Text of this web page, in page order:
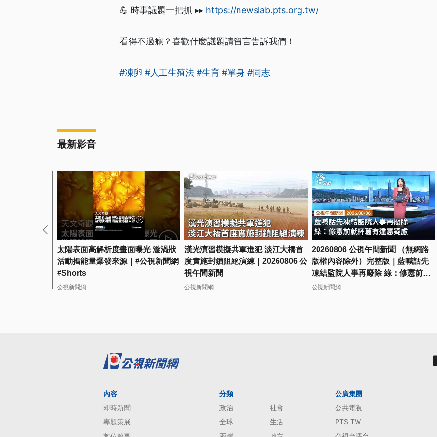
💪 時事議題一把抓 ▸▸ https://newslab.pts.org.tw/​
看得不過癮？喜歡什麼議題請留言告訴我們！
#凍卵 #人工生殖法 #生育 #單身 #同志
最新影音
太陽表面高解析度畫面曝光 漩渦狀
活動揭能量爆發來源｜#公視新聞網
#Shorts
公視新聞網
漢光演習模擬共軍進犯 淡江大橋首
度實施封鎖阻絕演練｜20260806 公
視午間新聞
公視新聞網
20260806 公視午間新聞 （無網路
版權內容除外）完整版｜藍喊話先
凍結監院人事再廢除 綠：修憲前就
杯葛有違憲疑慮
公視新聞網
內容
即時新聞
專題策展
分類
政治
社會
全球
生活
公廣集團
公共電視
PTS TW